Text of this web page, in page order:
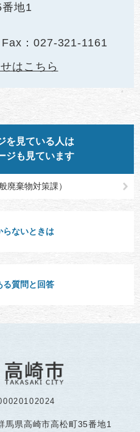
地1
Fax：027-321-1161
はこちら
を見ている人は
ジも見ています
廃棄物対策課）
らないときは
る質問と回答
馬県高崎市高松町35番地1